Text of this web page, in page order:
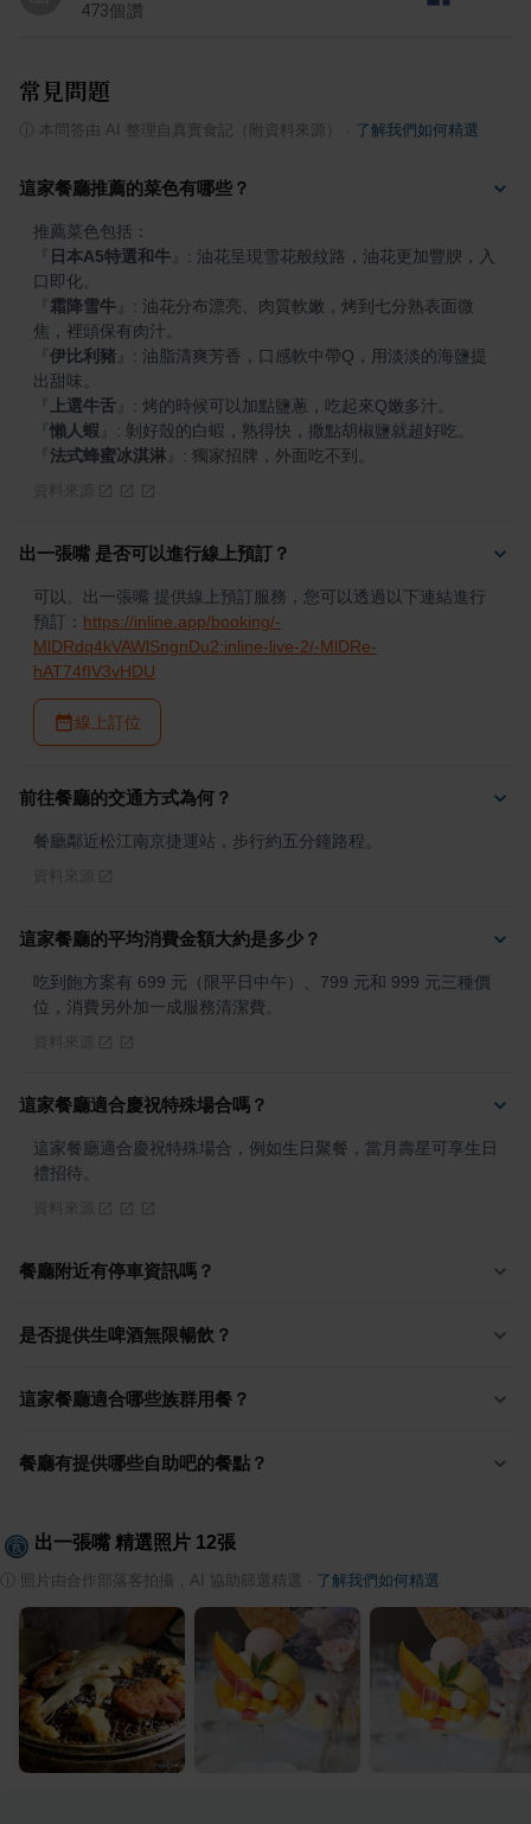
473個讚
常見問題
本問答由 AI 整理自真實食記（附資料來源） 了解我們如何精選
這家餐廳推薦的菜色有哪些？
日本A5特選和牛
: 油花呈現雪花般紋路，油花更加豐腴，入
霜降雪牛
: 油花分布漂亮、肉質軟嫩，烤到七分熟表面微
伊比利豬
: 油脂清爽芳香，口感軟中帶Q，用淡淡的海鹽提
上選牛舌
懶人蝦
法式蜂蜜冰淇淋 : 獨家招牌，外面吃不到。
出一張嘴 是否可以進行線上預訂？
可以。出一張嘴 提供線上預訂服務，您可以透過以下連結進行
預訂： https://inline.app/booking/-
MlDRdq4kVAWlSngnDu2:inline-live-2/-MlDRe-
hAT74fIV3vHDU
線上訂位
前往餐廳的交通方式為何？
餐廳鄰近松江南京捷運站，步行約五分鐘路程。
這家餐廳的平均消費金額大約是多少？
吃到飽方案有 699 元（限平日中午）、799 元和 999 元三種價
位，消費另外加一成服務清潔費。
這家餐廳適合慶祝特殊場合嗎？
這家餐廳適合慶祝特殊場合，例如生日聚餐，當月壽星可享生日
禮招待。
餐廳附近有停車資訊嗎？
是否提供生啤酒無限暢飲？
這家餐廳適合哪些族群用餐？
餐廳有提供哪些自助吧的餐點？
出一張嘴 精選照片 12張
照片由合作部落客拍攝，AI 協助篩選精選 了解我們如何精選